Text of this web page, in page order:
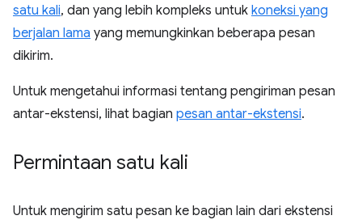
satu kali, dan yang lebih kompleks untuk koneksi yang
berjalan lama yang memungkinkan beberapa pesan
dikirim.
Untuk mengetahui informasi tentang pengiriman pesan
antar-ekstensi, lihat bagian pesan antar-ekstensi.
Permintaan satu kali
Untuk mengirim satu pesan ke bagian lain dari ekstensi